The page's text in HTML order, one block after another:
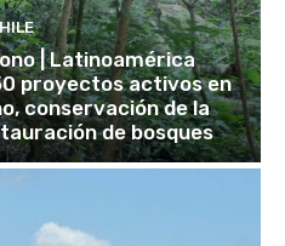
| Latinoamérica
proyectos activos en
conservación de la
de bosques